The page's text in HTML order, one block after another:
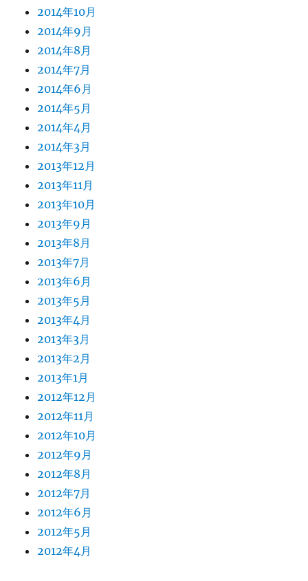
2014年10月
2014年9月
2014年8月
2014年7月
2014年6月
2014年5月
2014年4月
2014年3月
2013年12月
2013年11月
2013年10月
2013年9月
2013年8月
2013年7月
2013年6月
2013年5月
2013年4月
2013年3月
2013年2月
2013年1月
2012年12月
2012年11月
2012年10月
2012年9月
2012年8月
2012年7月
2012年6月
2012年5月
2012年4月